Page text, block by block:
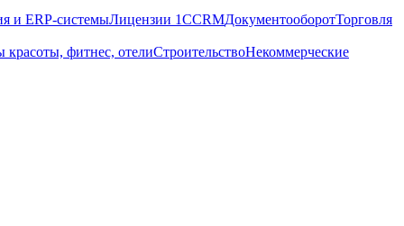
и ERP-системыЛицензии 1СCRMДокументооборотТорговля
красоты, фитнес, отелиСтроительствоНекоммерческие